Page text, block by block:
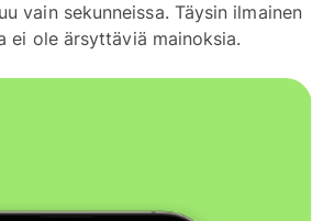
vain sekunneissa. Täysin ilmainen
ei ole ärsyttäviä mainoksia.